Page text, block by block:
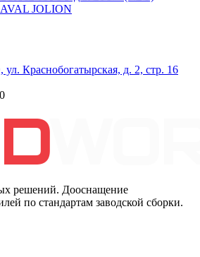
JOLION
Краснобогатырская, д. 2, стр. 16
решений. Дооснащение
по стандартам заводской сборки.